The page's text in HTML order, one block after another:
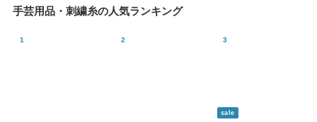
手芸用品・刺繍糸の人気ランキング
sale